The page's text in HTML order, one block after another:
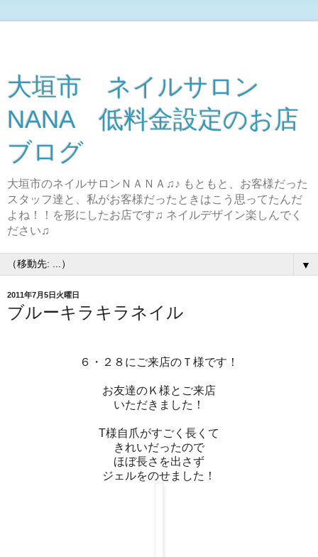
大垣市 ネイルサロン
NANA 低料金設定のお店
ブログ
大垣市のネイルサロンＮＡＮＡ♫♪ もともと、お客様だった
スタッフ達と、私がお客様だったときはこう思ってたんだ
よね！！を形にしたお店です♫ ネイルデザイン楽しんでく
ださい♫
▼
2011年7月5日火曜日
ブルーキラキラネイル
６・２８にご来店のＴ様です！
お友達のＫ様とご来店
いただきました！
T様自爪がすごく長くて
きれいだったので
ほぼ長さを出さず
ジェルをのせました！